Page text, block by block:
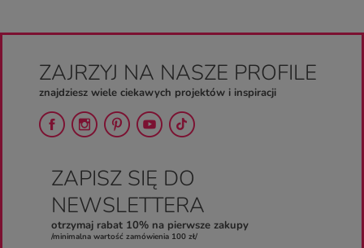
ZAJRZYJ NA NASZE PROFILE
znajdziesz wiele ciekawych projektów i inspiracji
ZAPISZ SIĘ DO
NEWSLETTERA
otrzymaj rabat 10% na pierwsze zakupy
/minimalna wartość zamówienia 100 zł/